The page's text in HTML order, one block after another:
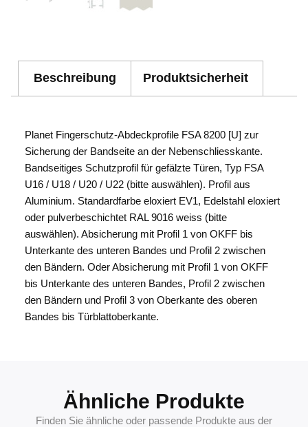
Beschreibung Produktsicherheit
Planet Fingerschutz-Abdeckprofile FSA 8200 [U] zur
Sicherung der Bandseite an der Nebenschliesskante.
Bandseitiges Schutzprofil für gefälzte Türen, Typ FSA
U16 / U18 / U20 / U22 (bitte auswählen). Profil aus
Aluminium. Standardfarbe eloxiert EV1, Edelstahl eloxiert
oder pulverbeschichtet RAL 9016 weiss (bitte
auswählen). Ab­sicherung mit Profil 1 von OKFF bis
Unterkante des unteren Bandes und Profil 2 zwischen
den Bändern. Oder Absicherung mit Profil 1 von OKFF
bis Unterkante des unteren Bandes, Profil 2 zwischen
den Bändern und Profil 3 von Oberkante des oberen
Bandes bis Türblattoberkante.
Ähnliche Produkte
Finden Sie ähnliche oder passende Produkte aus der